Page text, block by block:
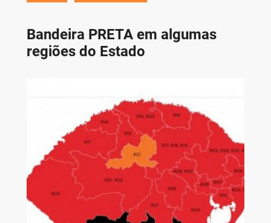
Bandeira PRETA em algumas
regiões do Estado